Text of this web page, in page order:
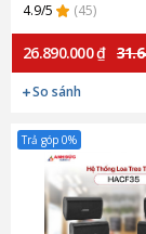
4.9/5
(45)
26.890.000 ₫
So sánh
Trả góp 0%